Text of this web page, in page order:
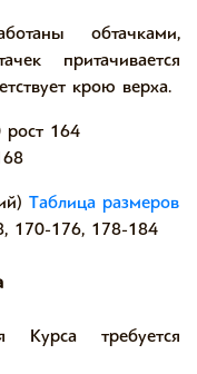
обтачками,
притачивается
крою верха.
164
Таблица размеров
170-176, 178-184
требуется